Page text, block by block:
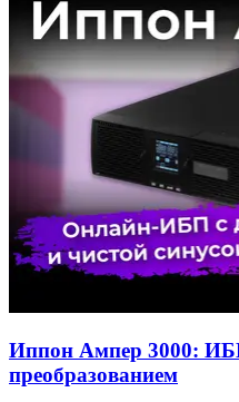
Иппон Ампер 3000:
преобразованием